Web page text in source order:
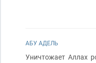
АБУ АДЕЛЬ
Уничтожает Аллах